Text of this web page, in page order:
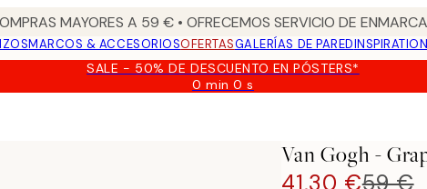
MAYORES A 59 € • OFRECEMOS SERVICIO DE
MARCOS & ACCESORIOSOFERTASGALERÍAS DE PARED
SALE - 50% DE DESCUENTO EN PÓSTERS*
0 min0 s
Válido
Apples Lienzo
Van Gogh -
41,30 €59 €